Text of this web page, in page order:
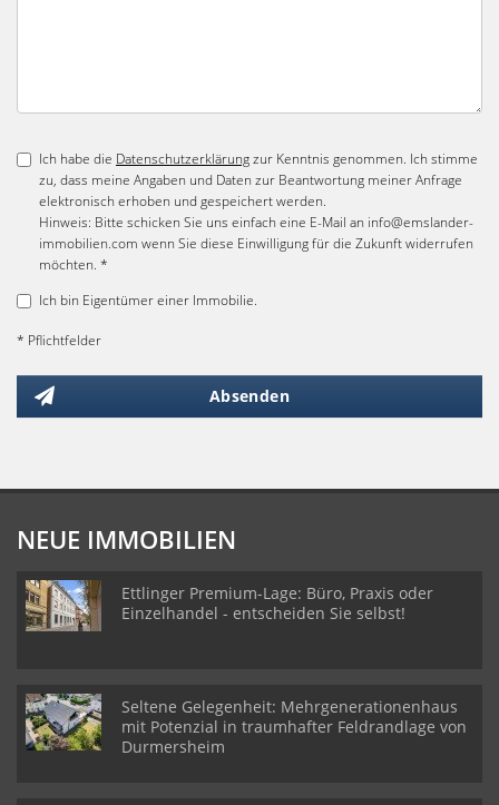
Ich habe die Datenschutzerklärungzur Kenntnis genommen. Ich stimme
zu, dass meine Angaben und Daten zur Beantwortung meiner Anfrage
elektronisch erhoben und gespeichert werden.
Hinweis: Bitte schicken Sie uns einfach eine E-Mail an info@emslander-
immobilien.com wenn Sie diese Einwilligung für die Zukunft widerrufen
möchten. *
Ich bin Eigentümer einer Immobilie.
* Pflichtfelder
Absenden
NEUE IMMOBILIEN
Ettlinger Premium-Lage: Büro, Praxis oder
Einzelhandel - entscheiden Sie selbst!
Seltene Gelegenheit: Mehrgenerationenhaus
mit Potenzial in traumhafter Feldrandlage von
Durmersheim